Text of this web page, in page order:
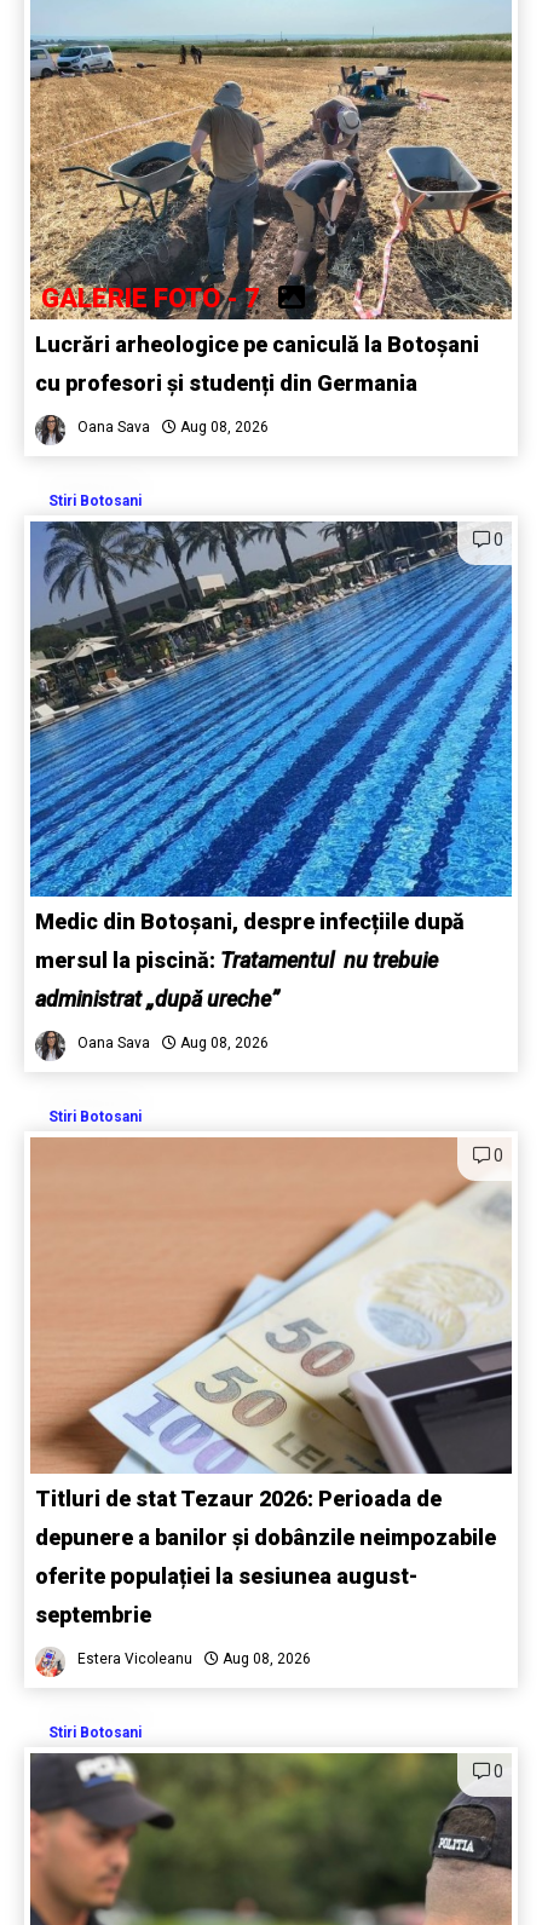
GALERIE FOTO - 7
Lucrări arheologice pe caniculă la Botoșani
cu profesori și studenți din Germania
Oana Sava Aug 08, 2026
Stiri Botosani
0
Medic din Botoșani, despre infecțiile după
mersul la piscină: Tratamentul nu trebuie
administrat „după ureche”
Oana Sava Aug 08, 2026
Stiri Botosani
0
Titluri de stat Tezaur 2026: Perioada de
depunere a banilor și dobânzile neimpozabile
oferite populației la sesiunea august-
septembrie
Estera Vicoleanu Aug 08, 2026
Stiri Botosani
0